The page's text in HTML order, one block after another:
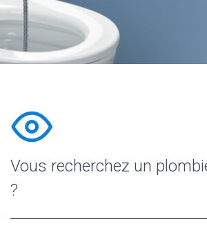
Vous recherchez un
?